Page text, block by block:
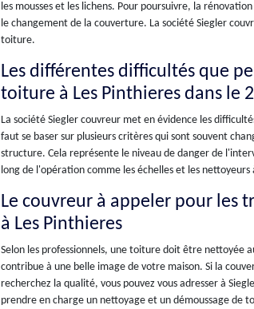
les mousses et les lichens. Pour poursuivre, la
le changement de la couverture. La société Siegler
toiture.
Les différentes difficultés que
toiture à Les Pinthieres dans le
La société Siegler couvreur met en évidence les
faut se baser sur plusieurs critères qui sont souvent
structure. Cela représente le niveau de danger de
long de l'opération comme les échelles et les nettoyeurs
Le couvreur à appeler pour les
à Les Pinthieres
Selon les professionnels, une toiture doit être nettoyée
contribue à une belle image de votre maison. Si la
recherchez la qualité, vous pouvez vous adresser à
prendre en charge un nettoyage et un démoussage de